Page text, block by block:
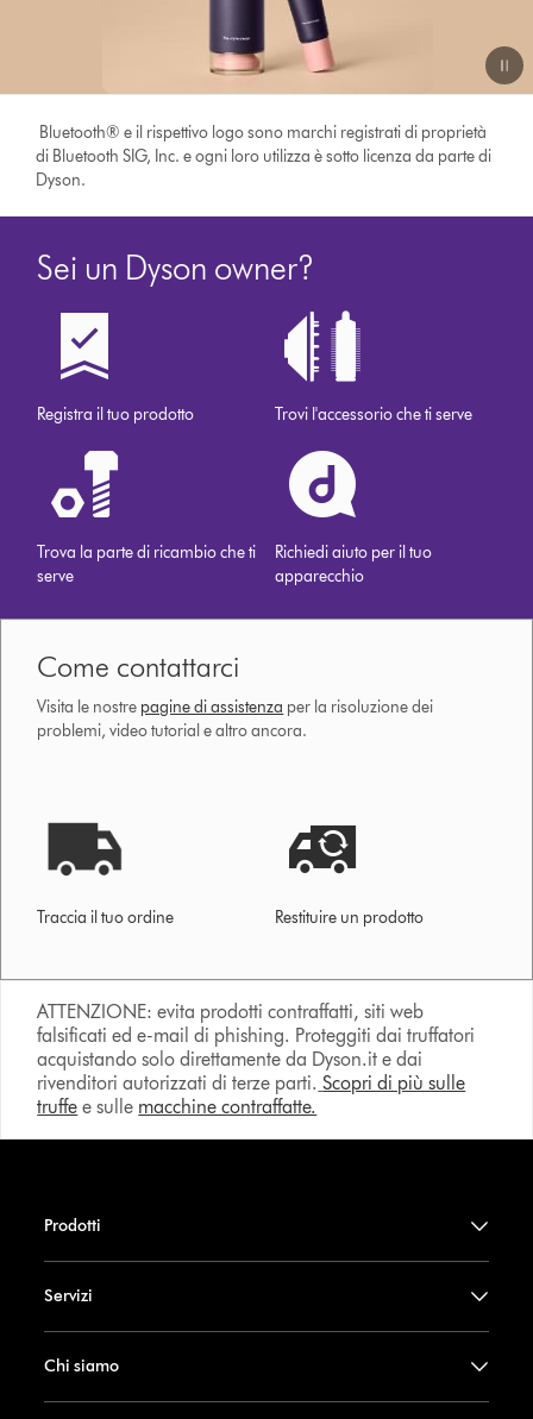
Bluetooth® e il rispettivo logo sono marchi registrati di proprietà
di Bluetooth SIG, Inc. e ogni loro utilizza è sotto licenza da parte di
Dyson.
Sei un Dyson owner?
Registra il tuo prodotto Trovi l'accessorio che ti serve
Trova la parte di ricambio che ti
serve
Richiedi aiuto per il tuo
apparecchio
Come contattarci
Visita le nostre pagine di assistenza per la risoluzione dei
problemi, video tutorial e altro ancora.
Traccia il tuo ordine Restituire un prodotto
ATTENZIONE: evita prodotti contraffatti, siti web
falsificati ed e-mail di phishing. Proteggiti dai truffatori
acquistando solo direttamente da Dyson.it e dai
rivenditori autorizzati di terze parti. Scopri di più sulle
truffe e sulle macchine contraffatte.
Prodotti
Servizi
Chi siamo